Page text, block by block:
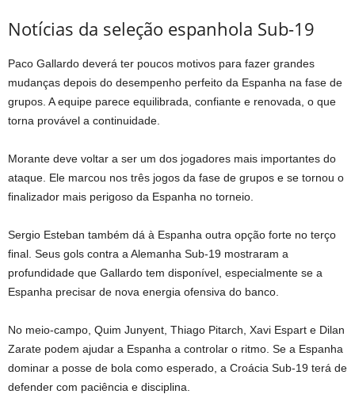
Notícias da seleção espanhola Sub-19
Paco Gallardo deverá ter poucos motivos para fazer grandes
mudanças depois do desempenho perfeito da Espanha na fase de
grupos. A equipe parece equilibrada, confiante e renovada, o que
torna provável a continuidade.
Morante deve voltar a ser um dos jogadores mais importantes do
ataque. Ele marcou nos três jogos da fase de grupos e se tornou o
finalizador mais perigoso da Espanha no torneio.
Sergio Esteban também dá à Espanha outra opção forte no terço
final. Seus gols contra a Alemanha Sub-19 mostraram a
profundidade que Gallardo tem disponível, especialmente se a
Espanha precisar de nova energia ofensiva do banco.
No meio-campo, Quim Junyent, Thiago Pitarch, Xavi Espart e Dilan
Zarate podem ajudar a Espanha a controlar o ritmo. Se a Espanha
dominar a posse de bola como esperado, a Croácia Sub-19 terá de
defender com paciência e disciplina.